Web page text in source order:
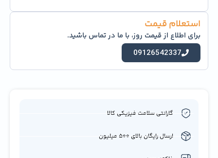
استعلام قیمت
برای اطلاع از قیمت روز، با ما در تماس باشید.
09126542337
گارانتی سلامت فیزیکی کالا
ارسال رایگان بالای 500 میلیون